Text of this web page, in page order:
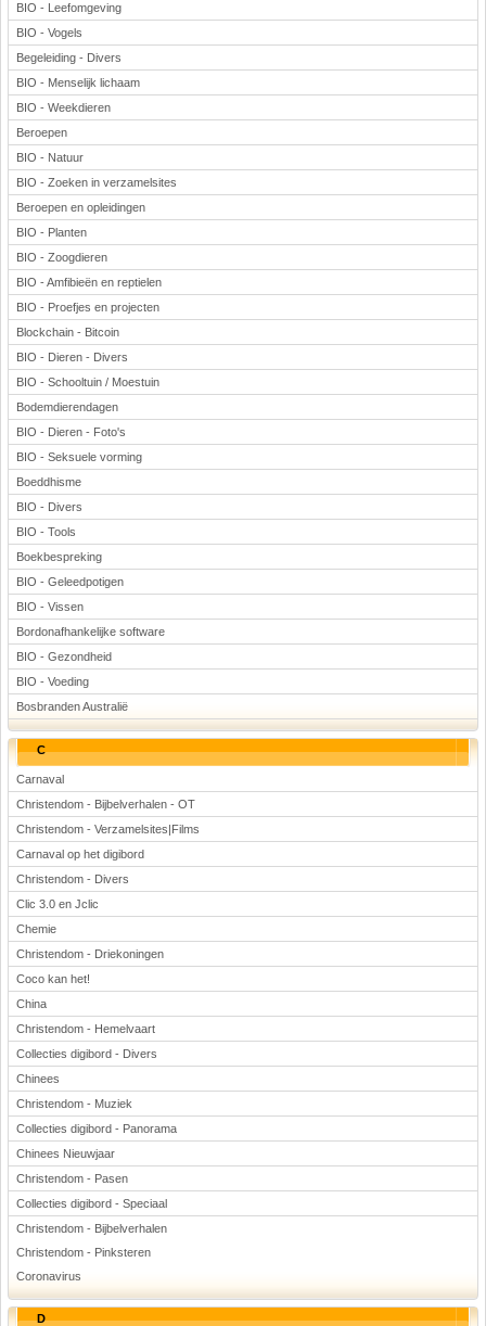
BIO - Leefomgeving
BIO - Vogels
Begeleiding - Divers
BIO - Menselijk lichaam
BIO - Weekdieren
Beroepen
BIO - Natuur
BIO - Zoeken in verzamelsites
Beroepen en opleidingen
BIO - Planten
BIO - Zoogdieren
BIO - Amfibieën en reptielen
BIO - Proefjes en projecten
Blockchain - Bitcoin
BIO - Dieren - Divers
BIO - Schooltuin / Moestuin
Bodemdierendagen
BIO - Dieren - Foto's
BIO - Seksuele vorming
Boeddhisme
BIO - Divers
BIO - Tools
Boekbespreking
BIO - Geleedpotigen
BIO - Vissen
Bordonafhankelijke software
BIO - Gezondheid
BIO - Voeding
Bosbranden Australië
C
Carnaval
Christendom - Bijbelverhalen - OT
Christendom - Verzamelsites|Films
Carnaval op het digibord
Christendom - Divers
Clic 3.0 en Jclic
Chemie
Christendom - Driekoningen
Coco kan het!
China
Christendom - Hemelvaart
Collecties digibord - Divers
Chinees
Christendom - Muziek
Collecties digibord - Panorama
Chinees Nieuwjaar
Christendom - Pasen
Collecties digibord - Speciaal
Christendom - Bijbelverhalen
Christendom - Pinksteren
Coronavirus
D